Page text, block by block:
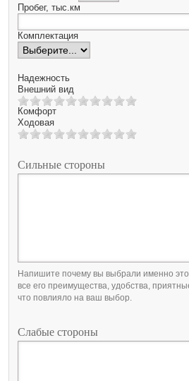
Пробег, тыс.км
Комплектация
Надежность
Внешний вид
Комфорт
Ходовая
Сильные стороны
Напишите почему вы выбрали именно
все его преимущества, удобства,
что повлияло на ваш выбор.
Слабые стороны